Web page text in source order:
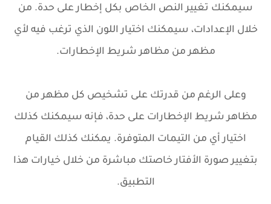
سيمكنك تغيير النص الخاص بكل إخطار على حدة. من
خلال الإعدادات، سيمكنك اختيار اللون الذي ترغب فيه لأي
مظهر من مظاهر شريط الإخطارات.
وعلى الرغم من قدرتك على تشخيص كل مظهر من
مظاهر شريط الإخطارات على حدة، فإنه سيمكنك كذلك
اختيار أي من التيمات المتوفرة. يمكنك كذلك القيام
بتغيير صورة الأفتار خاصتك مباشرة من خلال خيارات هذا
التطبيق.